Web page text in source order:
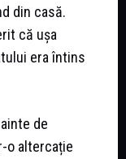
din casă.
că ușa
era întins
de
o altercație